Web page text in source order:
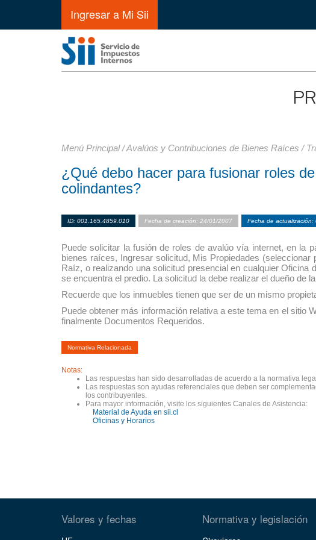
Ingresar a Mi Sii
Menú Principal/Avalúos y Contribuciones de Bienes Raíces /
¿Qué debo hacer para fusionar roles
colindantes?
ID: 001.165.4859.010 Fecha de creación: 24/01/2007 Fecha de actualización:
Puede solicitar la fusión de roles de avalúo vía internet, en la
bienes raíces, Ingresar solicitud, Mis Propiedades
Raíz, o realizando una solicitud presencial en cualquier
se encuentra el predio. La solicitud la debe realizar el dueño de
Recuerde que los inmuebles tienen que ser de un mismo
Puede obtener más información relativa a este tema en el sitio
finalmente Documentos Requeridos.
Normativa Relacionada
Notas:
Las respuestas han sido desarrolladas de acuerdo a la normativa
Las respuestas son ayudas referenciales que deben ser
los contribuyentes.
Para mayor información, visite los siguientes Canales de Asistencia:
Material de Ayuda en sii.cl
Oficinas y Horarios
Valores y fechas Normativa y legislación